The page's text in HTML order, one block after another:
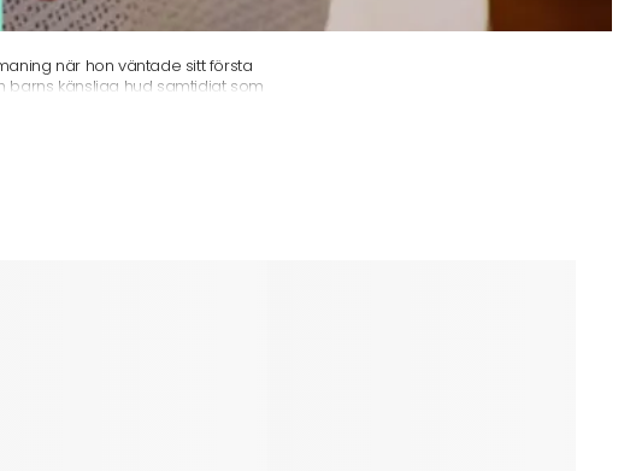
när hon väntade sitt första
känsliga hud samtidigt som
kunde hon inte finna några